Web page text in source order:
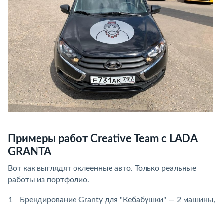
Примеры работ Creative Team с LADA
GRANTA
Вот как выглядят оклеенные авто. Только реальные
работы из портфолио.
Брендирование Granty для "Кебабушки" — 2 машины,